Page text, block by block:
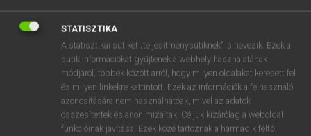
Díjmentes angol szótár
csillagászati
keresése szótárainkban
STATISZTIKA
A statisztikai sütiket „teljesítménysütiknek” is nevezik. Ezek a
sütik információkat gyűjtenek a webhely használatának
módjáról, többek között arról, hogy milyen oldalakat keresett fel
és milyen linkekre kattintott. Ezek az információk a felhasználó
azonosítására nem használhatóak, mivel az adatok
összesítettek és anonimizáltak. Céljuk kizárólag a weboldal
funkcióinak javítása. Ezek közé tartoznak a harmadik féltől
r t z u i o p ő ú
k l ű
n m , . AltGr